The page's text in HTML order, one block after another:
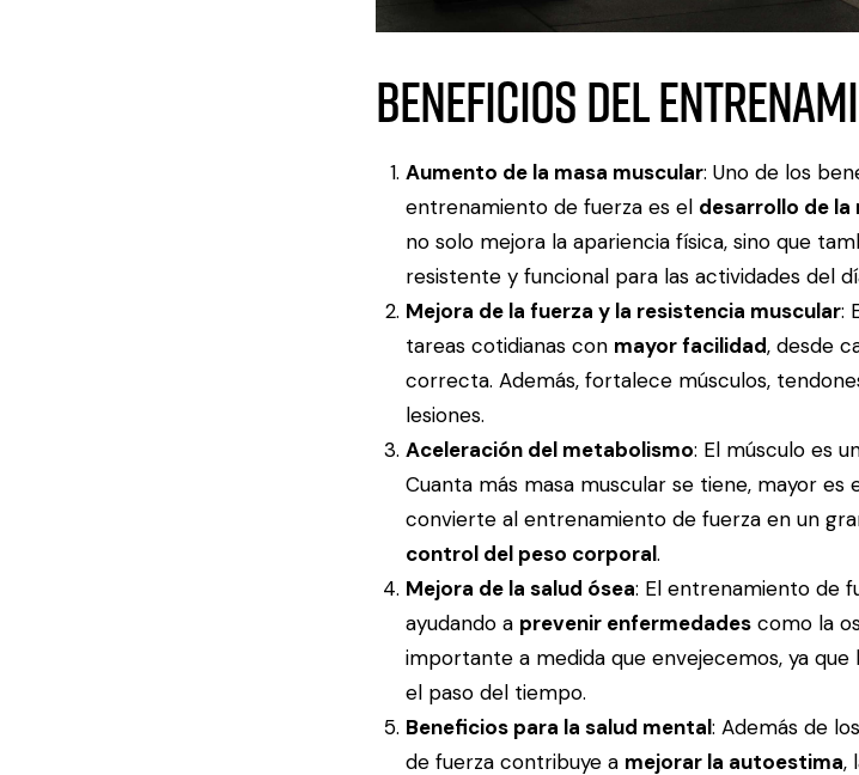
Beneficios del
Aumento de la masa muscular: Uno de los
entrenamiento de fuerza es el desarrollo de la
no solo mejora la apariencia física, sino que
resistente y funcional para las actividades del
Mejora de la fuerza y la resistencia muscular:
tareas cotidianas con mayor facilidad, desde
correcta. Además, fortalece músculos,
lesiones.
Aceleración del metabolismo: El músculo es
Cuanta más masa muscular se tiene, mayor
convierte al entrenamiento de fuerza en un
control del peso corporal.
Mejora de la salud ósea: El entrenamiento de
ayudando a prevenir enfermedades como la
importante a medida que envejecemos, ya
el paso del tiempo.
Beneficios para la salud mental: Además de
de fuerza contribuye a mejorar la autoestima,